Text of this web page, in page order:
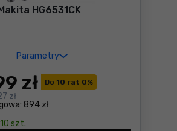
HG6531CK
Parametry
Do 10 rat 0%
894 zł
zł
zł
szt.